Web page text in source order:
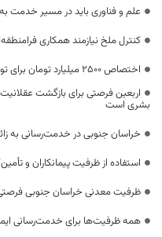
علم و فناوری باید در مسیر خدمت
کنترل ملخ نیازمند همکاری
اختصاص 2500 میلیارد تومان برای توسعه راه‌های دوبانده خراسان جنوبی
اربعین فرصتی برای بازگشت
بشری است
خراسان جنوبی در خدمت‌رسانی به
استفاده از ظرفیت پیمانکاران و
ظرفیت معدنی خراسان جنوبی
همه ظرفیت‌ها برای خدمت‌رسانی